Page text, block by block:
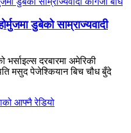
डुबेको साम्राज्यवादी
दरबारमा अमेरिकी
मसुद पेजेश्कियान बिच चौध बुँदे